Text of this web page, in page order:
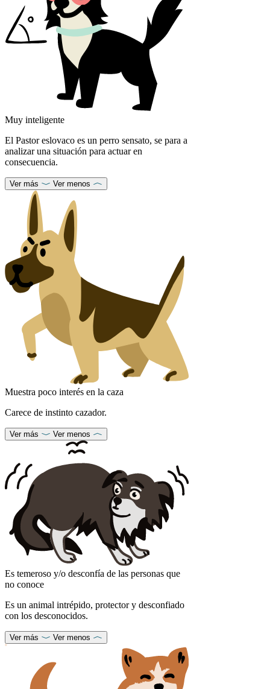
Muy inteligente
El Pastor eslovaco es un perro sensato, se para a
analizar una situación para actuar en
consecuencia.
Ver más Ver menos
Muestra poco interés en la caza
Carece de instinto cazador.
Ver más Ver menos
Es temeroso y/o desconfía de las personas que
no conoce
Es un animal intrépido, protector y desconfiado
con los desconocidos.
Ver más Ver menos